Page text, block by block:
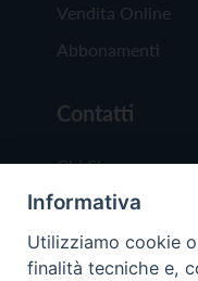
Vendita Online
Abbonamenti
Contatti
Chi Siamo
Redazione
Scrivici
Informativa
Utilizziamo cookie
finalità tecniche e,